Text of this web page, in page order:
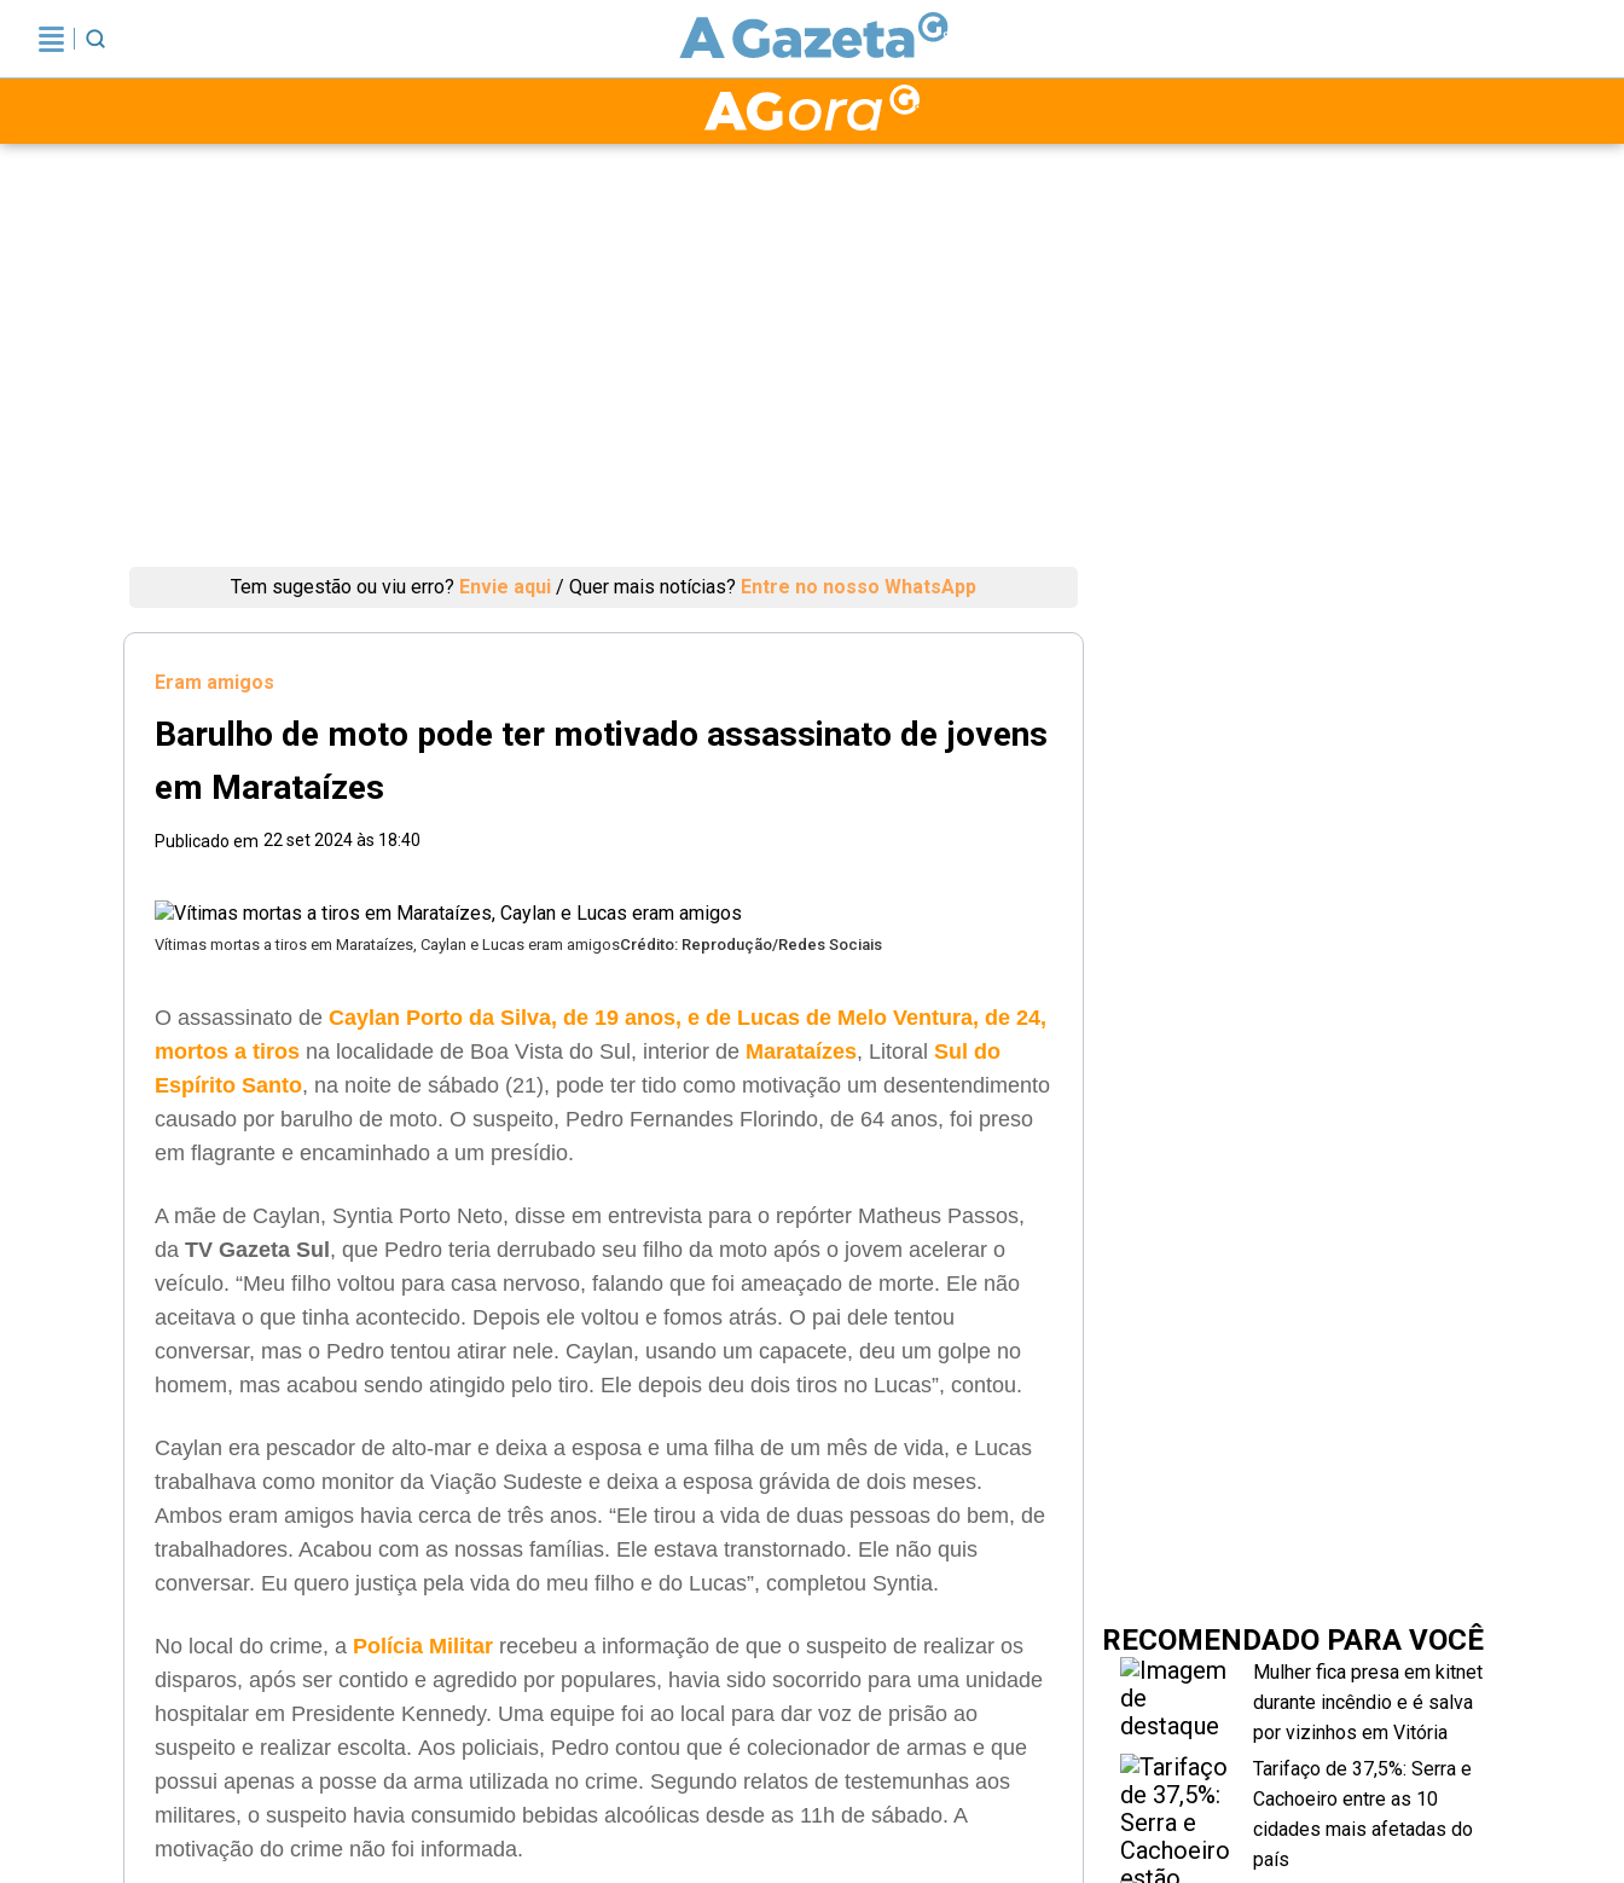
Tem sugestão ou viu erro? Envie aqui / Quer mais notícias? Entre no nosso WhatsApp
Eram amigos
Barulho de moto pode ter motivado assassinato de jovens
em Marataízes
Publicado em 22 set 2024 às 18:40
Vítimas mortas a tiros em Marataízes, Caylan e Lucas eram amigosCrédito: Reprodução/Redes Sociais
O assassinato de Caylan Porto da Silva, de 19 anos, e de Lucas de Melo Ventura, de 24,
mortos a tiros na localidade de Boa Vista do Sul, interior de Marataízes, Litoral Sul do
Espírito Santo, na noite de sábado (21), pode ter tido como motivação um desentendimento
causado por barulho de moto. O suspeito, Pedro Fernandes Florindo, de 64 anos, foi preso
em flagrante e encaminhado a um presídio.
A mãe de Caylan, Syntia Porto Neto, disse em entrevista para o repórter Matheus Passos,
da TV Gazeta Sul , que Pedro teria derrubado seu filho da moto após o jovem acelerar o
veículo. “Meu filho voltou para casa nervoso, falando que foi ameaçado de morte. Ele não
aceitava o que tinha acontecido. Depois ele voltou e fomos atrás. O pai dele tentou
conversar, mas o Pedro tentou atirar nele. Caylan, usando um capacete, deu um golpe no
homem, mas acabou sendo atingido pelo tiro. Ele depois deu dois tiros no Lucas”, contou.
Caylan era pescador de alto-mar e deixa a esposa e uma filha de um mês de vida, e Lucas
trabalhava como monitor da Viação Sudeste e deixa a esposa grávida de dois meses.
Ambos eram amigos havia cerca de três anos. “Ele tirou a vida de duas pessoas do bem, de
trabalhadores. Acabou com as nossas famílias. Ele estava transtornado. Ele não quis
conversar. Eu quero justiça pela vida do meu filho e do Lucas”, completou Syntia.
No local do crime, a Polícia Militar recebeu a informação de que o suspeito de realizar os
disparos, após ser contido e agredido por populares, havia sido socorrido para uma unidade
hospitalar em Presidente Kennedy. Uma equipe foi ao local para dar voz de prisão ao
suspeito e realizar escolta. Aos policiais, Pedro contou que é colecionador de armas e que
possui apenas a posse da arma utilizada no crime. Segundo relatos de testemunhas aos
militares, o suspeito havia consumido bebidas alcoólicas desde as 11h de sábado. A
motivação do crime não foi informada.
RECOMENDADO PARA VOCÊ
Mulher fica presa em kitnet
durante incêndio e é salva
por vizinhos em Vitória
Tarifaço de 37,5%: Serra e
Cachoeiro entre as 10
cidades mais afetadas do
país